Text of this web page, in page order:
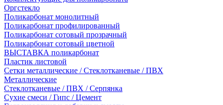
Оргстекло
Поликарбонат монолитный
Поликарбонат профилированный
Поликарбонат сотовый прозрачный
Поликарбонат сотовый цветной
ВЫСТАВКА поликарбонат
Пластик листовой
Сетки металлические / Стеклотканевые / ПВХ
Металлические
Стеклотканевые / ПВХ / Серпянка
Сухие смеси / Гипс / Цемент